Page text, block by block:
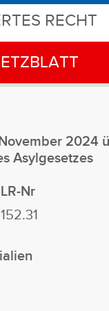
RECHT
2024
Asylgesetzes
LR-Nr
152.31